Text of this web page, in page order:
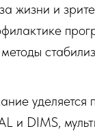
жизни и
и DIMS,